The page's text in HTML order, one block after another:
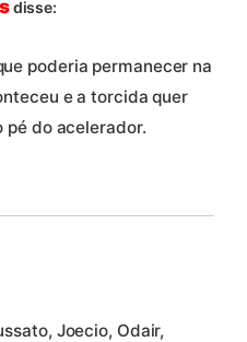
disse:
poderia permanecer na
e a torcida quer
pé do acelerador.
Joecio, Odair,